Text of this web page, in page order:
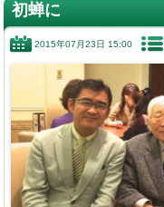
初蝉に
2015年07月23日 15:00